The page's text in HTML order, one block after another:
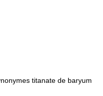
titanate de baryum